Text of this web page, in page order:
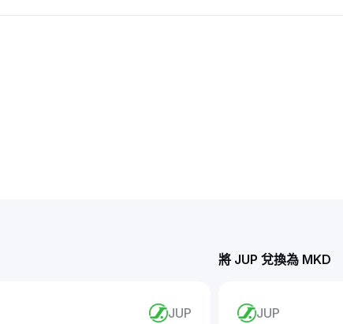
將 JUP 兌換為 MKD
JUP
JUP